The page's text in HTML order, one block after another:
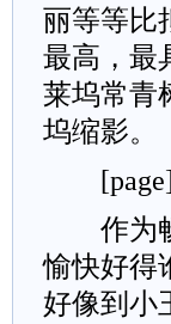
丽等等比
最高，最
莱坞常青
坞缩影。
作为畅
愉快好得
好像到小